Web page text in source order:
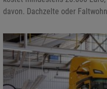
davon. Dachzelte oder